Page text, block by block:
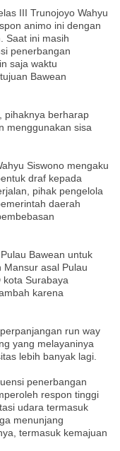
III Trunojoyo Wahyu
animo ini dengan
Saat ini masih
penerbangan
saja waktu
Bawean
pihaknya berharap
menggunakan sisa
Siswono mengaku
draf kepada
pihak pengelola
daerah
Bawean untuk
asal Pulau
kota Surabaya
karena
run way
yang melayaninya
lebih banyak lagi.
penerbangan
respon tinggi
udara termasuk
menunjang
termasuk kemajuan